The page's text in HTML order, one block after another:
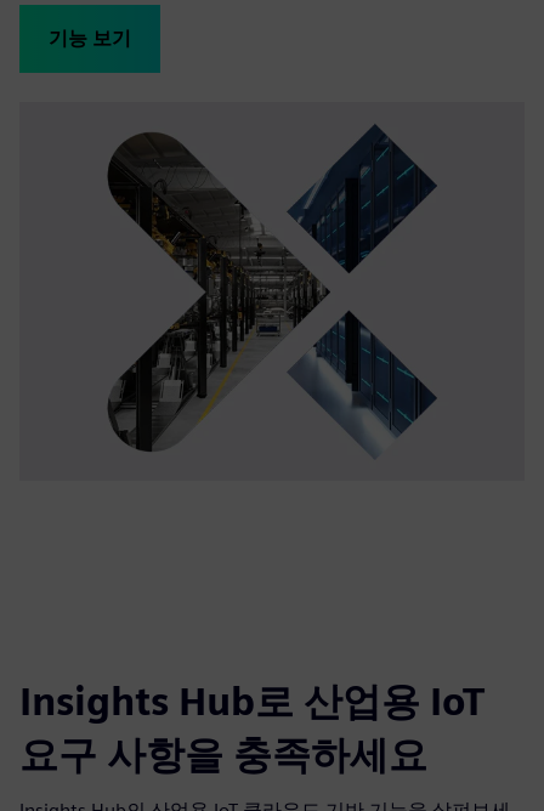
기능 보기
Insights Hub로 산업용 IoT
요구 사항을 충족하세요